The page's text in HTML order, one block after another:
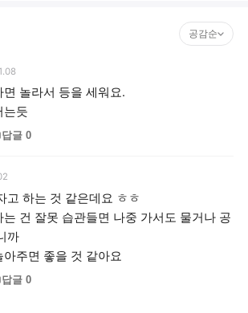
공감순
면 놀라서 등을 세워요.
는듯
답글 0
고 하는 것 같은데요 ㅎㅎ
는 건 잘못 습관들면 나중 가서도 물거나 공
까
아주면 좋을 것 같아요
답글 0